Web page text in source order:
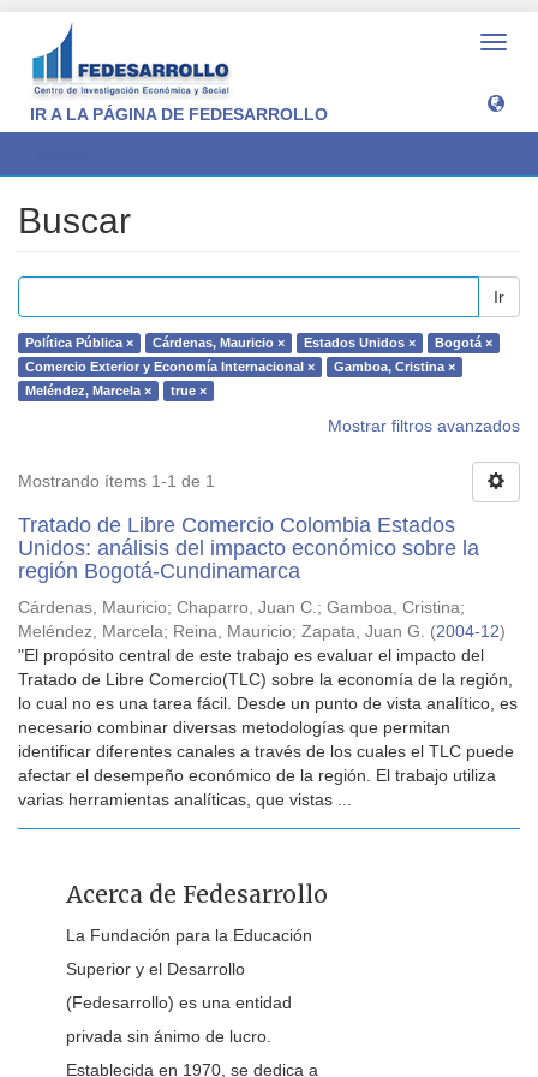
IR A LA PÁGINA DE FEDESARROLLO
Buscar
Ir
Política Pública × Cárdenas, Mauricio × Estados Unidos ×
Bogotá ×
Comercio Exterior y Economía Internacional ×
Gamboa, Cristina ×
Meléndez, Marcela ×
true ×
Mostrar filtros avanzados
Mostrando ítems 1-1 de 1
Tratado de Libre Comercio Colombia Estados
Unidos: análisis del impacto económico sobre la
región Bogotá-Cundinamarca
Cárdenas, Mauricio; Chaparro, Juan C.; Gamboa, Cristina;
Meléndez, Marcela; Reina, Mauricio; Zapata, Juan G. (2004-12)
"El propósito central de este trabajo es evaluar el impacto del
Tratado de Libre Comercio(TLC) sobre la economía de la región,
lo cual no es una tarea fácil. Desde un punto de vista analítico, es
necesario combinar diversas metodologías que permitan
identificar diferentes canales a través de los cuales el TLC puede
afectar el desempeño económico de la región. El trabajo utiliza
varias herramientas analíticas, que vistas ...
Acerca de Fedesarrollo
La Fundación para la Educación
Superior y el Desarrollo
(Fedesarrollo) es una entidad
privada sin ánimo de lucro.
Establecida en 1970, se dedica a